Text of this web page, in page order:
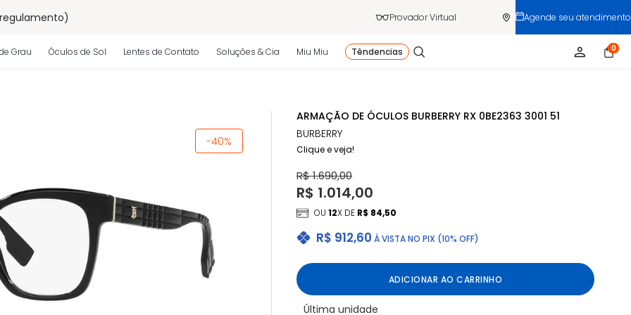
Provador Virtual Agende seu atendimento
Grau Óculos de Sol Lentes de Contato Soluções & Cia Miu Miu Têndencias 0
-40%
ARMAÇÃO DE ÓCULOS BURBERRY RX 0BE2363 3001 51
BURBERRY
Clique e veja!
R$ 912,60 À VISTA NO PIX (10% OFF)
R$ 1.690,00
R$ 1.014,00
OU12X DE R$ 84,50
ADICIONAR AO CARRINHO
Última unidade